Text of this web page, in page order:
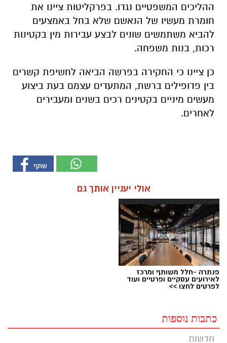
ההליכים המשפטיים נגדו. בפרקליטות ציינו את
חומרת מעשיו של הנאשם שלא בחל באמצעים
להביא משתמשים שונים לבצע עבירות מין בקטינות
רכות, בנות משפחה.
כן ציינו כי החקירה בפרשה הביאה לחשיפת קשרים
בין פדופילים ברשת, המתעדים עצמם בעת ביצוע
מעשים מיניים בקטינים רכים בשנים ומעבירים
לאחרים.
אולי יעניין אותך גם
פנתרה -חלל משותף ומרכז
לאירועים עסקיים ופרטיים ועוד
לפרטים לחצו >>
כתבות נוספות
חדשות